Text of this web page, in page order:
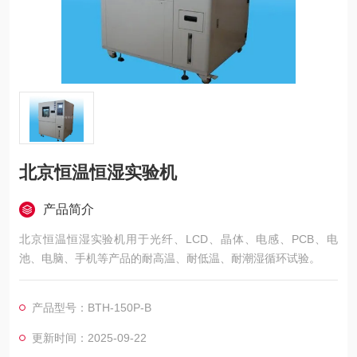
北京恒温恒湿实验机
产品简介
北京恒温恒湿实验机用于光纤、LCD、晶体、电感、PCB、电
池、电脑、手机等产品的耐高温、耐低温、耐潮湿循环试验。
产品型号：BTH-150P-B
更新时间：2025-09-22